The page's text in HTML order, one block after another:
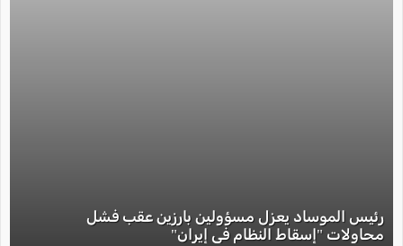
رئيس الموساد يعزل مسؤولين بارزين عقب فشل
محاولات "إسقاط النظام في إيران"